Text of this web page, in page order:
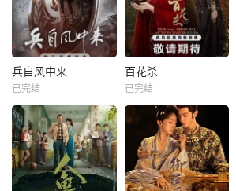
兵自风中来
已完结
百花杀
已完结